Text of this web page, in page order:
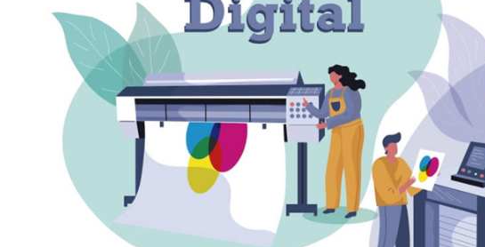
En
La
Impresión
Offset